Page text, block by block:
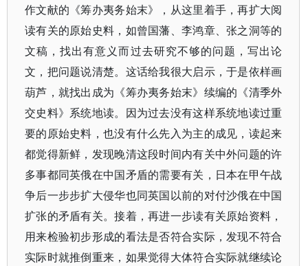
作文献的《筹办夷务始末》，从这里着手，再扩大阅
读有关的原始史料，如曾国藩、李鸿章、张之洞等的
文稿，找出有意义而过去研究不够的问题，写出论
文，把问题说清楚。这话给我很大启示，于是依样画
葫芦，就找出成为《筹办夷务始末》续编的《清季外
交史料》系统地读。因为过去没有这样系统地读过重
要的原始史料，也没有什么先入为主的成见，读起来
都觉得新鲜，发现晚清这段时间内有关中外问题的许
多事都同英俄在中国矛盾的需要有关，日本在甲午战
争后一步步扩大侵华也同英国以前的对付沙俄在中国
扩张的矛盾有关。接着，再进一步读有关原始资料，
用来检验初步形成的看法是否符合实际，发现不符合
实际时就推倒重来，如果觉得大体符合实际就继续论